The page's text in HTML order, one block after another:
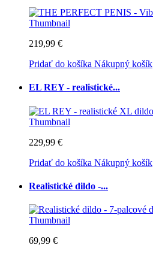
219,99 €
Pridať do košíka Nákupný košík
EL REY - realistické...
229,99 €
Pridať do košíka Nákupný košík
Realistické dildo -...
69,99 €